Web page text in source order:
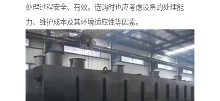
处理过程安全、有效。选购时也应考虑设备的处理能
力、维护成本及其环境适应性等因素。